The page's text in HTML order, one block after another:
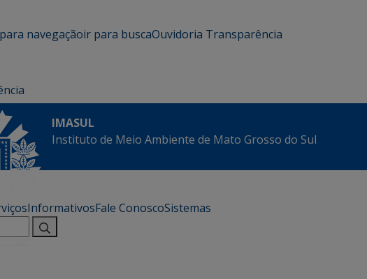
navegaçãoir para buscaOuvidoria Transparência
IMASUL
Instituto de Meio Ambiente de Mato Grosso do Sul
InformativosFale ConoscoSistemas